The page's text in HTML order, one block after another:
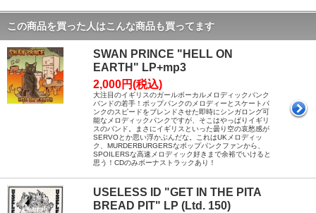
この商品を買った人はこんな商品も買ってます
SWAN PRINCE "HELL ON
EARTH" LP+mp3
2,000円(税込)
大注目のイギリスのガールボーカルメロディックパンク
バンドの若手！ポップパンクのメロディーとスケートパ
ンクのスピードをブレンドさせた即時にシンガロング可
能なメロディックパンクですが、そこはやっぱりイギリ
スのバンド。まさにイギリスといった曇り空の哀愁感が
SERVOとか思い浮かぶんだな。これはUKメロディッ
ク、MURDERBURGERSなポップパンクファンから、
SPOILERSな高速メロディック好きまで余裕でいけると
思う！CDのみボーナストラックあり！
USELESS ID "GET IN THE PITA
BREAD PIT" LP (Ltd. 150)